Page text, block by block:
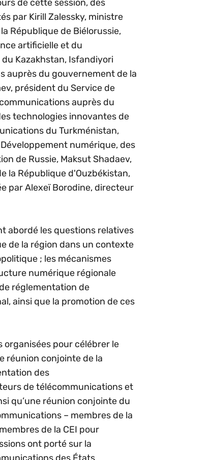
de cette session, des
par Kirill Zalessky, ministre
République de Biélorussie,
artificielle et du
Kazakhstan, Isfandiyori
auprès du gouvernement de la
président du Service de
auprès du
technologies innovantes de
du Turkménistan,
numérique, des
de Russie, Maksut Shadaev,
la République d'Ouzbékistan,
par Alexeï Borodine, directeur
abordé les questions relatives
de la région dans un contexte
; les mécanismes
numérique régionale
réglementation de
ainsi que la promotion de ces
organisées pour célébrer le
réunion conjointe de la
des
de télécommunications et
qu’une réunion conjointe du
– membres de la
de la CEI pour
ont porté sur la
des États